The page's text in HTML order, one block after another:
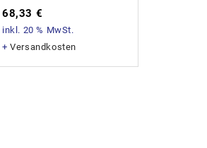
68,33 €
inkl. 20 % MwSt.
+Versandkosten